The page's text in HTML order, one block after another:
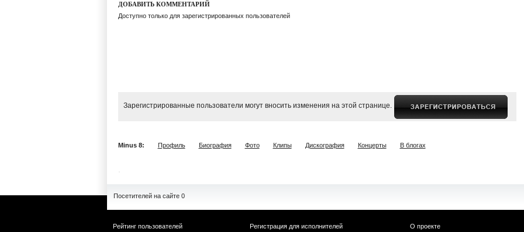
ДОБАВИТЬ КОММЕНТАРИЙ
Доступно только для зарегистрированных пользователей
Зарегистрированные пользователи могут вносить изменения на этой странице.
Minus 8: Профиль Биография Фото Клипы Дискография Концерты В блогах
Посетителей на сайте 0
Рейтинг пользователей
Регистрация для исполнителей
О проекте